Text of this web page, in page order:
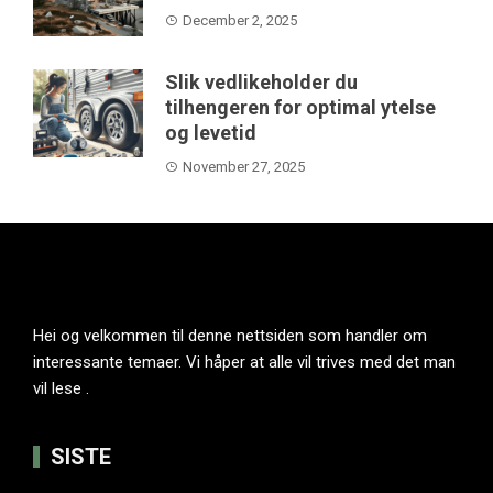
December 2, 2025
Slik vedlikeholder du
tilhengeren for optimal ytelse
og levetid
November 27, 2025
Hei og velkommen til denne nettsiden som handler om
interessante temaer. Vi håper at alle vil trives med det man
vil lese .
SISTE